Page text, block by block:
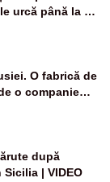
urcă până la 38
tropicale
O fabrică de
o companie
după
| VIDEO